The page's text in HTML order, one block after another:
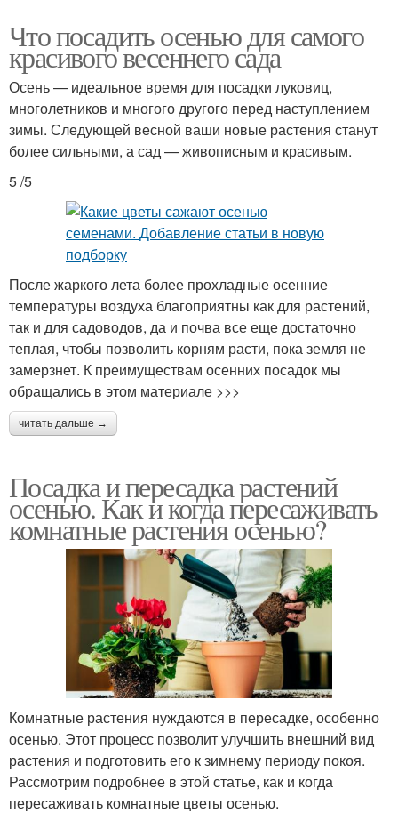
Что посадить осенью для самого
красивого весеннего сада
Осень — идеальное время для посадки луковиц,
многолетников и многого другого перед наступлением
зимы. Следующей весной ваши новые растения станут
более сильными, а сад — живописным и красивым.
5 /5
После жаркого лета более прохладные осенние
температуры воздуха благоприятны как для растений,
так и для садоводов, да и почва все еще достаточно
теплая, чтобы позволить корням расти, пока земля не
замерзнет. К преимуществам осенних посадок мы
обращались в этом материале >>>
читать дальше →
Посадка и пересадка растений
осенью. Как и когда пересаживать
комнатные растения осенью?
Комнатные растения нуждаются в пересадке, особенно
осенью. Этот процесс позволит улучшить внешний вид
растения и подготовить его к зимнему периоду покоя.
Рассмотрим подробнее в этой статье, как и когда
пересаживать комнатные цветы осенью.